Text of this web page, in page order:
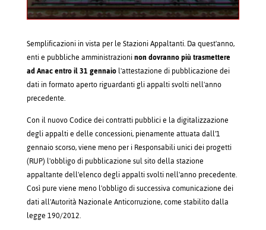
Semplificazioni in vista per le Stazioni Appaltanti. Da quest'anno,
enti e pubbliche amministrazioninon dovranno più trasmettere
ad Anac entro il 31 gennaiol'attestazione di pubblicazione dei
dati in formato aperto riguardanti gli appalti svolti nell'anno
precedente.
Con il nuovo Codice dei contratti pubblici e la digitalizzazione
degli appalti e delle concessioni, pienamente attuata dall'1
gennaio scorso, viene meno per i Responsabili unici dei progetti
(RUP) l'obbligo di pubblicazione sul sito della stazione
appaltante dell'elenco degli appalti svolti nell'anno precedente.
Così pure viene meno l'obbligo di successiva comunicazione dei
dati all'Autorità Nazionale Anticorruzione, come stabilito dalla
legge 190/2012.